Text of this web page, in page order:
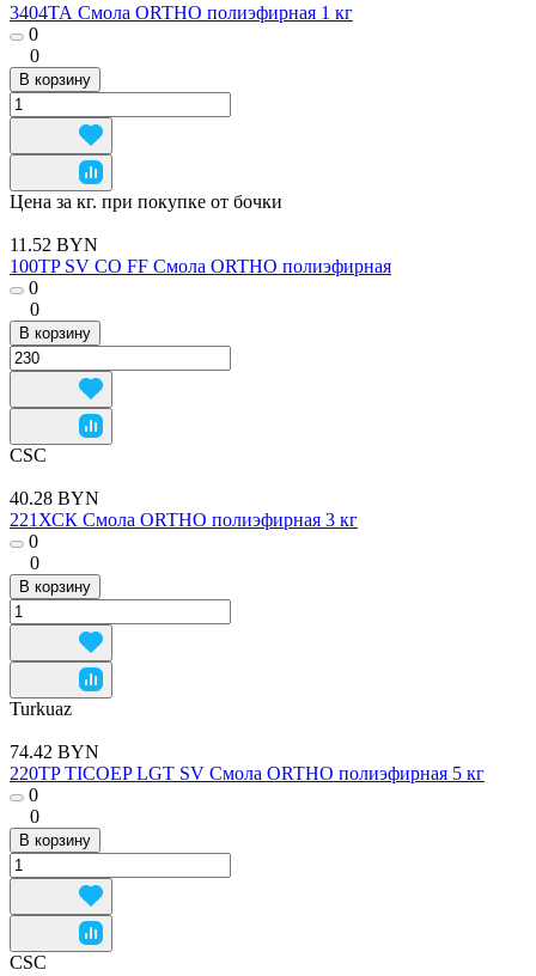
3404ТА Смола ORTHO полиэфирная 1 кг
0
0
В корзину
Цена за кг. при покупке от бочки
11.52 BYN
100TP SV СО FF Смола ORTHO полиэфирная
0
0
В корзину
CSC
40.28 BYN
221ХСК Смола ORTHO полиэфирная 3 кг
0
0
В корзину
Turkuaz
74.42 BYN
220TP TICOEP LGT SV Смола ORTHO полиэфирная 5 кг
0
0
В корзину
CSC